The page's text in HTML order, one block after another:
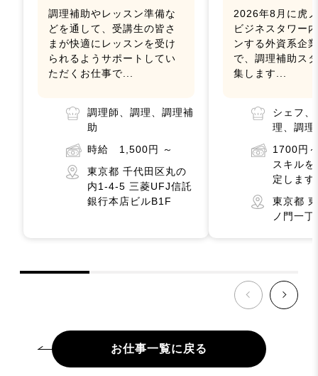
調理補助やレッスン準備な
どを通して、受講生の皆さ
まが快適にレッスンを受け
られるようサポートしてい
ただくお仕事で...
調理師、調理、調理補
助
時給 1,500円 ～
東京都 千代田区丸の
内1-4-5 三菱UFJ信託
銀行本店ビルB1F
2026年8月に虎
ビジネスタワー
ンする外資系企
で、調理補助ス
集します...
シェフ
理、調理
1700円
スキル
定します
東京都
ノ門一
お仕事一覧に戻る